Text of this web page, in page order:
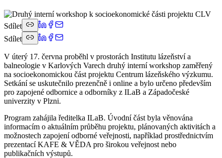
Sdílet
Sdílet
V úterý 17. června proběhl v prostorách Institutu lázeňství a
balneologie v Karlových Varech druhý interní workshop zaměřený
na socioekonomickou část projektu Centrum lázeňského výzkumu.
Setkání se uskutečnilo prezenčně i online a bylo určeno především
pro zapojené odbornice a odborníky z ILaB a Západočeské
univerzity v Plzni.
Program zahájila ředitelka ILaB. Úvodní část byla věnována
informacím o aktuálním průběhu projektu, plánovaných aktivitách a
možnostech zapojení odborné veřejnosti, například prostřednictvím
prezentací KAFE & VĚDA pro širokou veřejnost nebo
publikačních výstupů.